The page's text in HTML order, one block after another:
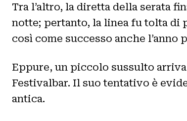
Tra l’altro, la diretta della serata
notte; pertanto, la linea fu tolta di
così come successo anche l’anno
Eppure, un piccolo sussulto
Festivalbar. Il suo tentativo è
antica.